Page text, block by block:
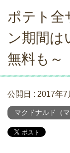
ポテト全
ン期間は
無料も～
公開日 : 2017年7
マクドナルド（